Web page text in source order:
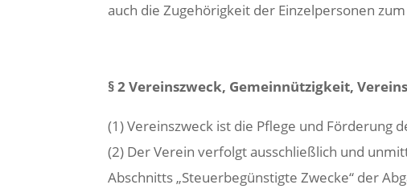
auch die Zugehörigkeit der Einzelpersonen
§ 2 Vereinszweck, Gemeinnützigkeit,
(1) Vereinszweck ist die Pflege und Förderung
(2) Der Verein verfolgt ausschließlich und
Abschnitts „Steuerbegünstigte Zwecke“ der